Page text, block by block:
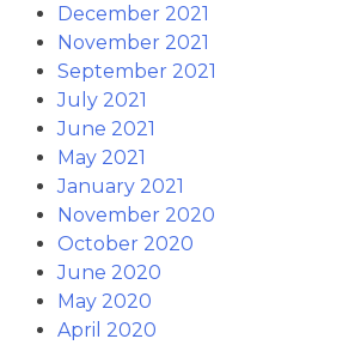
December 2021
November 2021
September 2021
July 2021
June 2021
May 2021
January 2021
November 2020
October 2020
June 2020
May 2020
April 2020